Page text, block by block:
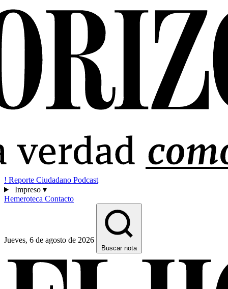
! Reporte Ciudadano Podcast
Impreso ▾
Hemeroteca Contacto
Jueves, 6 de agosto de 2026
Buscar nota